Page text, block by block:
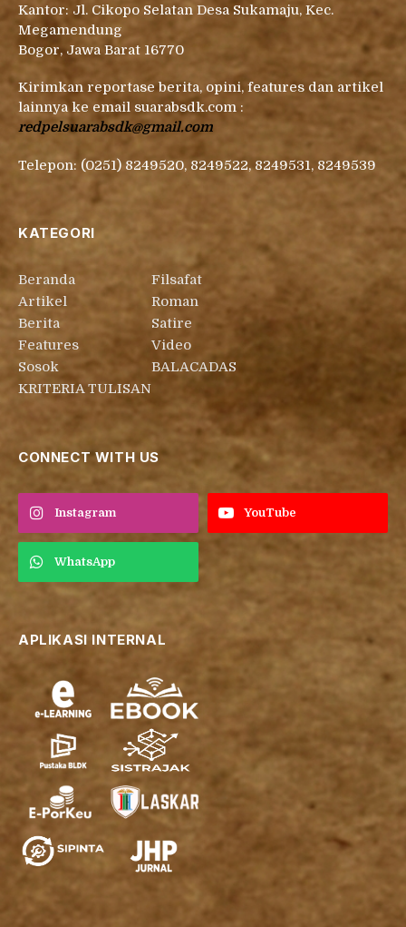
Kantor: Jl. Cikopo Selatan Desa Sukamaju, Kec.
Megamendung
Bogor, Jawa Barat 16770
Kirimkan reportase berita, opini, features dan artikel
lainnya ke email suarabsdk.com :
redpelsuarabsdk@gmail.com
Telepon: (0251) 8249520, 8249522, 8249531, 8249539
KATEGORI
Beranda
Artikel
Berita
Features
Sosok
KRITERIA TULISAN
Filsafat
Roman
Satire
Video
BALACADAS
CONNECT WITH US
Instagram YouTube
WhatsApp
APLIKASI INTERNAL